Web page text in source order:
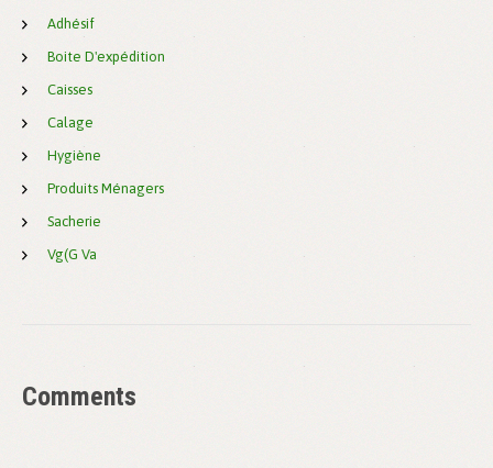
Adhésif
Boite D'expédition
Caisses
Calage
Hygiène
Produits Ménagers
Sacherie
Vg(g Va
Comments